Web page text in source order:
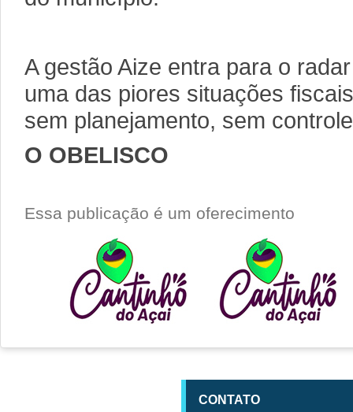
A gestão Aize entra para o
uma das piores situações
sem planejamento, sem
O OBELISCO
Essa publicação é um oferecimento
CONTATO